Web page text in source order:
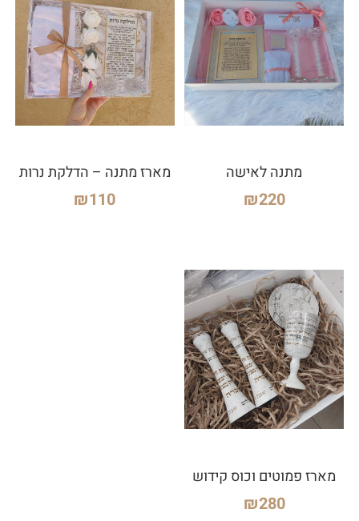
מתנה לאישה
₪220
מארז מתנה – הדלקת נרות
₪110
מארז פמוטים וכוס קידוש
₪280